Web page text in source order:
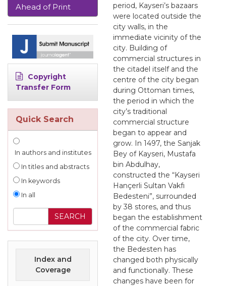
Ahead of Print
Copyright
Transfer Form
Quick Search
In authors and institutes
In titles and abstracts
In keywords
In all
Index and
Coverage
period, Kayseri’s bazaars
were located outside the
city walls, in the
immediate vicinity of the
city. Building of
commercial structures in
the citadel itself and the
centre of the city began
during Ottoman times,
the period in which the
city’s traditional
commercial structure
began to appear and
grow. In 1497, the Sanjak
Bey of Kayseri, Mustafa
bin Abdulhay,
constructed the “Kayseri
Hançerli Sultan Vakfı
Bedesteni”, surrounded
by 38 stores, and thus
began the establishment
of the commercial fabric
of the city. Over time,
the Bedesten has
changed both physically
and functionally. These
changes have been for